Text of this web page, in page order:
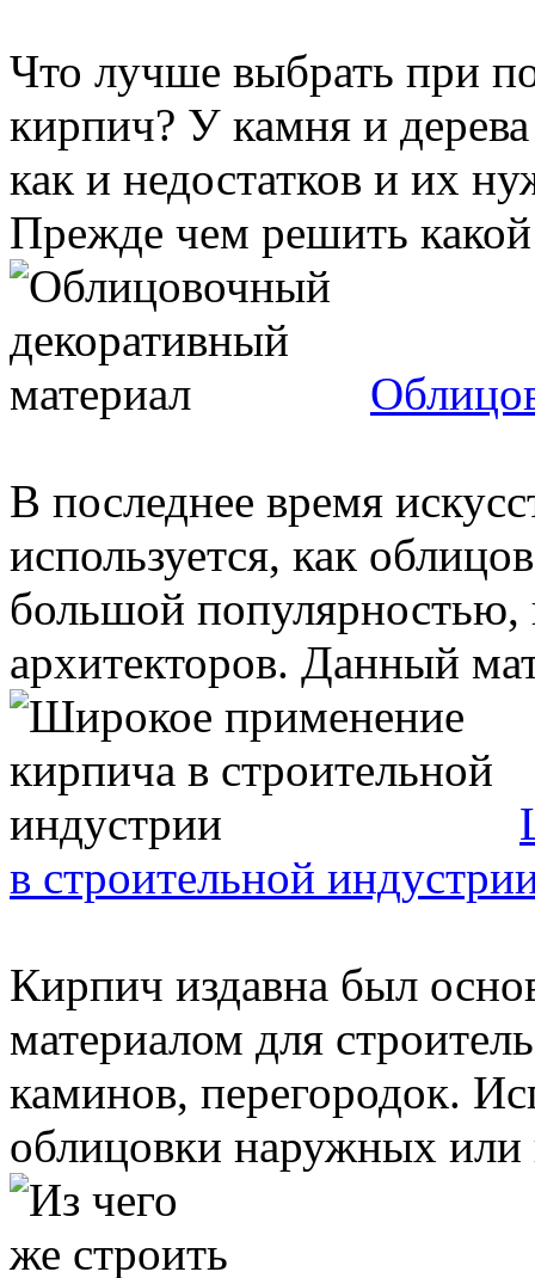
Что лучше выбрать при
кирпич? У камня и
как и недостатков и их
Прежде чем решить
В последнее время
используется, как
большой популярностью,
архитекторов. Данный
в строительной
Кирпич издавна был
материалом для
каминов, перегородок.
облицовки наружных или